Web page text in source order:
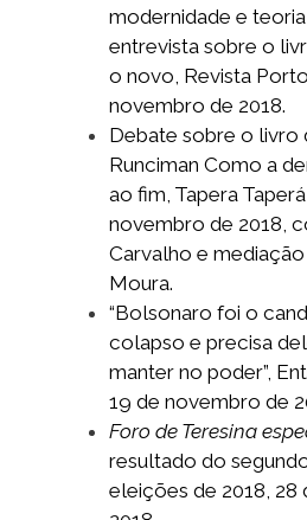
modernidade e teoria
entrevista sobre o
o novo, Revista
novembro de 2018.
Debate sobre o livro
Runciman Como a
ao fim, Tapera
novembro de 2018,
Carvalho e
Moura.
“Bolsonaro foi o
colapso e precisa
manter no poder”,
19 de novembro de
Foro de Teresina
resultado do
eleições de 2018, 28